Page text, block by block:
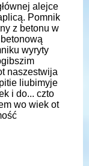
alejce
Pomnik
z betonu w
wyryty
naszestwija
liubimyje
i do... czto
wo wiek ot